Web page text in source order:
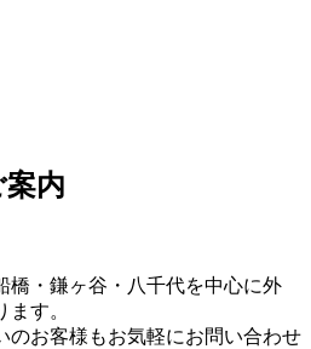
橋・鎌ヶ谷・八千代を中心に外
す。
のお客様もお気軽にお問い合わせ